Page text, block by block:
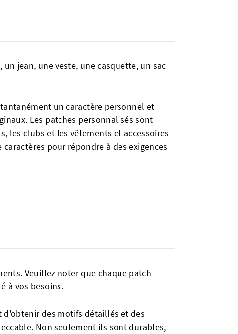
jean, une veste, une casquette, un sac
un caractère personnel et
Les patches personnalisés sont
les clubs et les vêtements et accessoires
pour répondre à des exigences
Veuillez noter que chaque patch
à vos besoins.
d'obtenir des motifs détaillés et des
Non seulement ils sont durables,